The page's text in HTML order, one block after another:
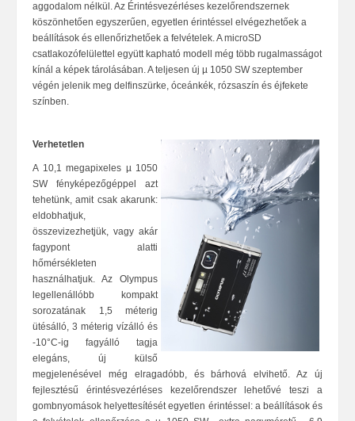
aggodalom nélkül. Az Érintésvezérléses kezelőrendszernek
köszönhetően egyszerűen, egyetlen érintéssel elvégezhetőek a
beállítások és ellenőrizhetőek a felvételek. A microSD
csatlakozófelülettel együtt kapható modell még több rugalmasságot
kínál a képek tárolásában. A teljesen új µ 1050 SW szeptember
végén jelenik meg delfinszürke, óceánkék, rózsaszín és éjfekete
színben.
Verhetetlen
A 10,1 megapixeles µ 1050
SW fényképezőgéppel azt
tehetünk, amit csak akarunk:
eldobhatjuk,
összevizezhetjük, vagy akár
fagypont alatti
hőmérsékleten
használhatjuk. Az Olympus
legellenállóbb kompakt
sorozatának 1,5 méterig
ütésálló, 3 méterig vízálló és
-10°C-ig fagyálló tagja
elegáns, új külső
megjelenésével még elragadóbb, és bárhová elvihető. Az új
fejlesztésű érintésvezérléses kezelőrendszer lehetővé teszi a
gombnyomások helyettesítését egyetlen érintéssel: a beállítások és